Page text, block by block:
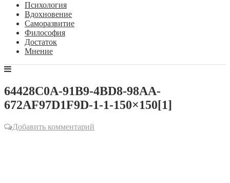
Психология
Вдохновение
Саморазвитие
Философия
Достаток
Мнение
64428C0A-91B9-4BD8-98AA-
672AF97D1F9D-1-1-150×150[1]
Добавить комментарий